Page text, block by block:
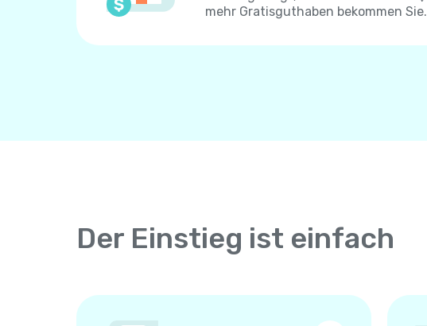
mehr Gratisguthaben bekommen Sie.
Der Einstieg ist einfach